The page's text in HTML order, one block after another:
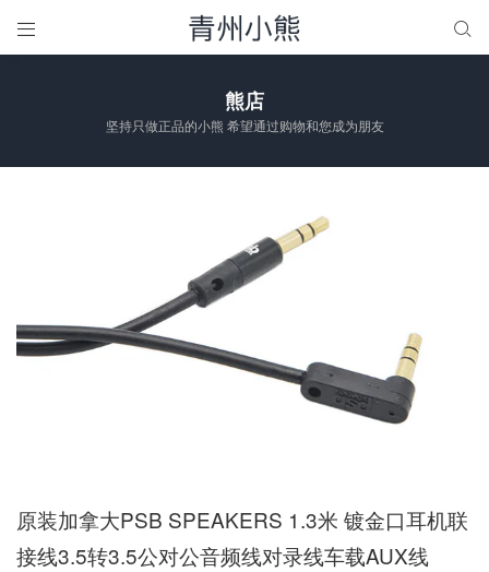
 
熊店
坚持只做正品的小熊 希望通过购物和您成为朋友
原装加拿大PSB SPEAKERS 1.3米 镀金口耳机联
接线3.5转3.5公对公音频线对录线车载AUX线